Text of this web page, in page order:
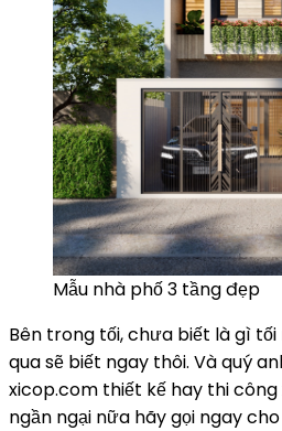
Mẫu nhà phố 3 tầng đẹp
Bên trong tối, chưa biết là gì
qua sẽ biết ngay thôi. Và quý
xicop.com thiết kế hay thi
ngần ngại nữa hãy gọi ngay